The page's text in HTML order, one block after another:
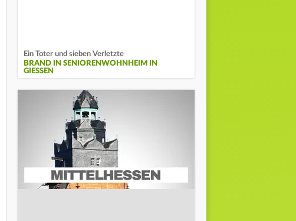
Ein Toter und sieben Verletzte
BRAND IN SENIORENWOHNHEIM IN
GIESSEN